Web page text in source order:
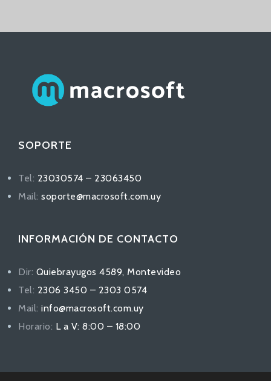
SOPORTE
Tel: 23030574 – 23063450
Mail: soporte@macrosoft.com.uy
INFORMACIÓN DE CONTACTO
Dir: Quiebrayugos 4589, Montevideo
Tel: 2306 3450 – 2303 0574
Mail: info@macrosoft.com.uy
Horario: L a V: 8:00 – 18:00